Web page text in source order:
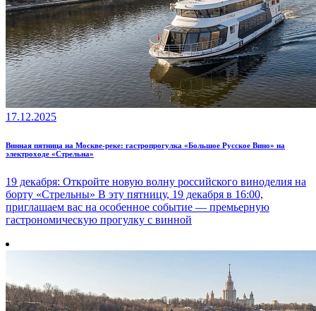
17.12.2025
Винная пятница на Москве-реке: гастропрогулка «Большое Русское Вино» на
электроходе «Стрельна»
19 декабря: Откройте новую волну российского виноделия на
борту «Стрельны» В эту пятницу, 19 декабря в 16:00,
приглашаем вас на особенное событие — премьерную
гастрономическую прогулку с винной